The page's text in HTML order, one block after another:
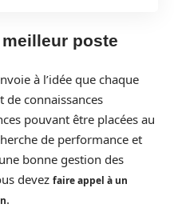
poste
à l’idée que chaque
de connaissances
pouvant être placées au
de performance et
bonne gestion des
devez faire appel à un
.